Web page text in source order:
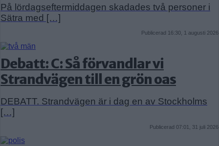
På lördagseftermiddagen skadades två personer i
Sätra med […]
Publicerad 16:30, 1 augusti 2026
Debatt: C: Så förvandlar vi
Strandvägen till en grön oas
DEBATT. Strandvägen är i dag en av Stockholms
[…]
Publicerad 07:01, 31 juli 2026